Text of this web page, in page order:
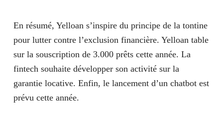
En résumé, Yelloan s’inspire du principe de la tontine
pour lutter contre l’exclusion financière. Yelloan table
sur la souscription de 3.000 prêts cette année. La
fintech souhaite développer son activité sur la
garantie locative. Enfin, le lancement d’un chatbot est
prévu cette année.